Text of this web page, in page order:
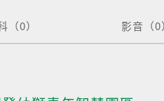
（0） 影音（0）